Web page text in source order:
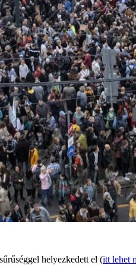
helyezkedett el (itt lehet